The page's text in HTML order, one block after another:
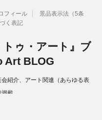
フィール
景品表示法（5条
く表記
ゥ・アート』ブ
Art BLOG
紹介、アート関連（あらゆる表
満載